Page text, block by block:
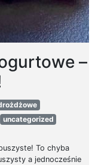
–
uncategorized
To chyba
a jednocześnie